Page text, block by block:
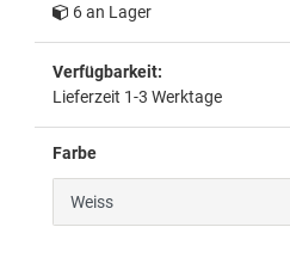
6 an Lager
Verfügbarkeit:
Lieferzeit 1-3 Werktage
Farbe